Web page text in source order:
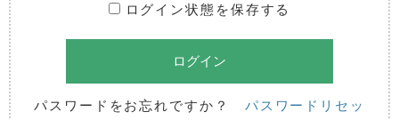
ログイン状態を保存する
パスワードをお忘れですか？ パスワードリセッ